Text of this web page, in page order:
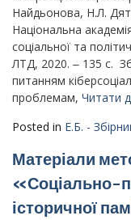
Найдьонова, Н.Л.
Національна
соціальної та
ЛТД, 2020. ‒ 135 с.
питанням
проблемам, Читати
Posted in Е.Б. -
Матеріали
«Соціально-
історичної